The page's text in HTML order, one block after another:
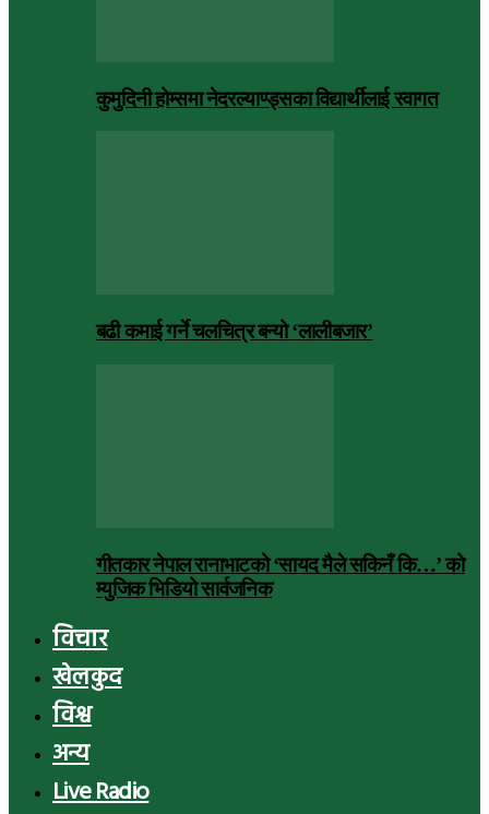
कुमुदिनी होम्समा नेदरल्याण्ड्सका विद्यार्थीलाई स्वागत
बढी कमाई गर्ने चलचित्र बन्यो ‘लालीबजार’
गीतकार नेपाल रानाभाटको ‘सायद मैले सकिनँ कि…’ को
म्युजिक भिडियो सार्वजनिक
विचार
खेलकुद
विश्व
अन्य
Live Radio